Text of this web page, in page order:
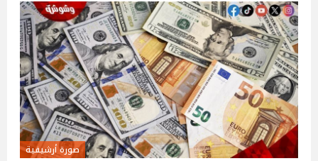
صورة أرشيفية